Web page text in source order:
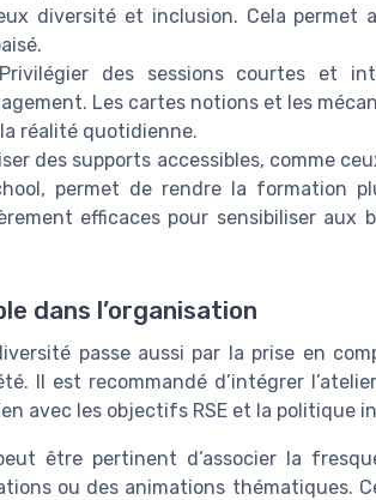
diversité et inclusion. Cela permet
des sessions courtes et
Les cartes notions et les
réalité quotidienne.
des supports accessibles, comme
permet de rendre la formation
efficaces pour sensibiliser aux
dans l’organisation
passe aussi par la prise en
Il est recommandé d’intégrer
avec les objectifs RSE et la politique
être pertinent d’associer la
ou des animations thématiques.